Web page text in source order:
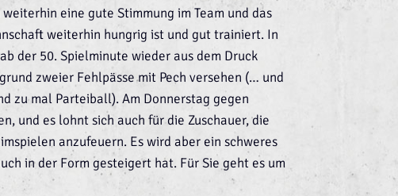
eine gute Stimmung im Team und das
weiterhin hungrig ist und gut trainiert. In
der 50. Spielminute wieder aus dem Druck
zweier Fehlpässe mit Pech versehen (… und
zu mal Parteiball). Am Donnerstag gegen
und es lohnt sich auch für die Zuschauer, die
anzufeuern. Es wird aber ein schweres
in der Form gesteigert hat. Für Sie geht es um